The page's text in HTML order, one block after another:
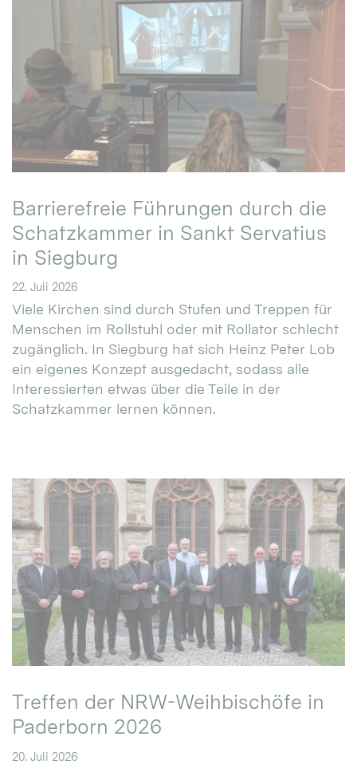
Barrierefreie Führungen durch die
Schatzkammer in Sankt Servatius
in Siegburg
22. Juli 2026
Viele Kirchen sind durch Stufen und Treppen für
Menschen im Rollstuhl oder mit Rollator schlecht
zugänglich. In Siegburg hat sich Heinz Peter Lob
ein eigenes Konzept ausgedacht, sodass alle
Interessierten etwas über die Teile in der
Schatzkammer lernen können.
Treffen der NRW-Weihbischöfe in
Paderborn 2026
20. Juli 2026